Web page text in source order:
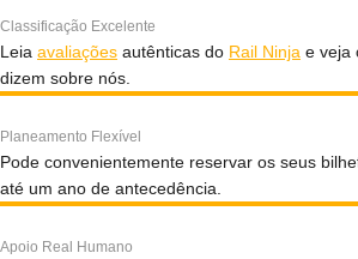
Classificação Excelente
Leia avaliações autênticas do Rail Ninja e veja
dizem sobre nós.
Planeamento Flexível
Pode convenientemente reservar os seus
até um ano de antecedência.
Apoio Real Humano